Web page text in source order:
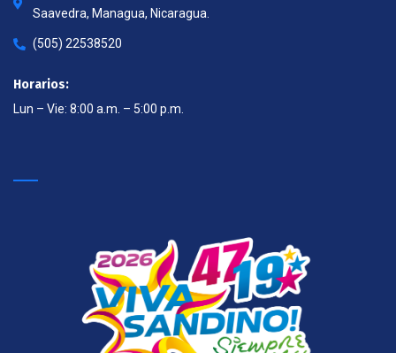
Saavedra, Managua, Nicaragua.
(505) 22538520
Horarios:
Lun – Vie: 8:00 a.m. – 5:00 p.m.